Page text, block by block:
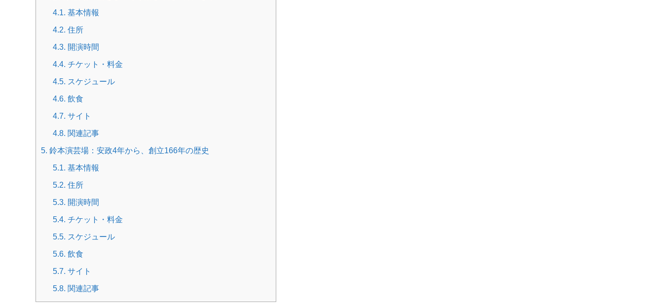
4.1.
基本情報
4.2. 住所
4.3. 開演時間
4.4. チケット・料金
4.5. スケジュール
4.6. 飲食
4.7. サイト
4.8. 関連記事
5. 鈴本演芸場：安政4年から、創立166年の歴史
5.1.
基本情報
5.2. 住所
5.3. 開演時間
5.4. チケット・料金
5.5. スケジュール
5.6. 飲食
5.7. サイト
5.8. 関連記事